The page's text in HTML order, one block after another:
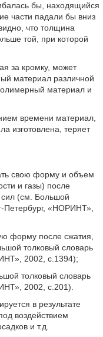
бы, находящийся
части падали бы вниз
что толщина
той, при которой
за кромку, может
материал различной
материал и
времени материал,
изготовлена, теряет
свою форму и объем
и газы) после
(см. Большой
Петербург, «НОРИНТ»,
форму после сжатия,
толковый словарь
2002, с.1394);
толковый словарь
2002, с.201).
в результате
воздействием
и т.д.